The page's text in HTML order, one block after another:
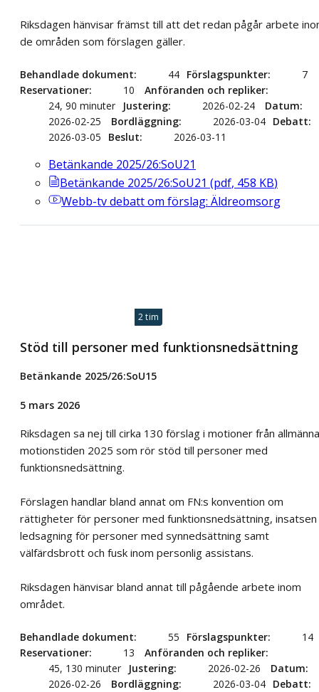
Riksdagen hänvisar främst till att det redan pågår arbete
de områden som förslagen gäller.
Behandlade dokument 44 Förslagspunkter
7
Reservationer
10
Anföranden och repliker
24, 90 minuter
Justering 2026-02-24
Datum
2026-02-25
Bordläggning 2026-03-04 Debatt
2026-03-05
Beslut 2026-03-11
Betänkande 2025/26:SoU21
Betänkande 2025/26:SoU21 (pdf, 458 KB)
Webb-tvdebatt om förslag: Äldreomsorg
2 tim
Stöd till personer med funktionsnedsättning
Betänkande 2025/26:SoU15
5 mars 2026
Riksdagen sa nej till cirka 130 förslag i motioner från allmänna
motionstiden 2025 som rör stöd till personer med
funktionsnedsättning.
Förslagen handlar bland annat om FN:s konvention om
rättigheter för personer med funktionsnedsättning, insatsen
ledsagning för personer med synnedsättning samt
välfärdsbrott och fusk inom personlig assistans.
Riksdagen hänvisar bland annat till pågående arbete inom
området.
Behandlade dokument 55 Förslagspunkter
14
Reservationer
13
Anföranden och repliker
45, 130 minuter
Justering 2026-02-26
Datum
2026-02-26
Bordläggning 2026-03-04 Debatt